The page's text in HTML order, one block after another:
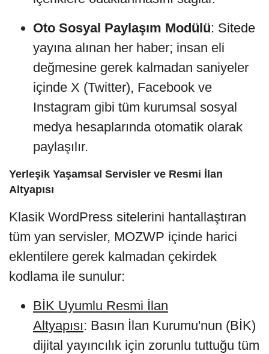
Oto Sosyal Paylaşım Modülü: Sitede
yayına alınan her haber; insan eli
değmesine gerek kalmadan saniyeler
içinde X (Twitter), Facebook ve
Instagram gibi tüm kurumsal sosyal
medya hesaplarında otomatik olarak
paylaşılır.
Yerleşik Yaşamsal Servisler ve Resmi İlan
Altyapısı
Klasik WordPress sitelerini hantallaştıran
tüm yan servisler, MOZWP içinde harici
eklentilere gerek kalmadan çekirdek
kodlama ile sunulur:
BİK Uyumlu Resmi İlan
Altyapısı: Basın İlan Kurumu'nun (BİK)
dijital yayıncılık için zorunlu tuttuğu tüm